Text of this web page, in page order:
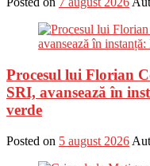
Procesul lui Florian
SRI, avansează în
verde
Posted on 5 august 2026